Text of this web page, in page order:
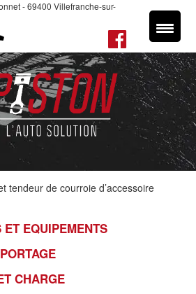
- 69400 Villefranche-sur-
tendeur de courroie d’accessoire
ET EQUIPEMENTS
CHARGE